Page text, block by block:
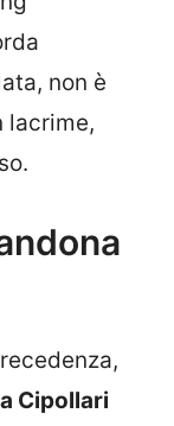
non è
lacrime,
Cipollari